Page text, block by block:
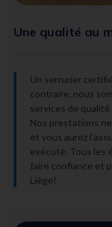
Une qualité au
Un serrurier
contraire, nous
services de
Nos prestations
et vous aurez
exécuté. Tous les
faire confiance et
Liège!